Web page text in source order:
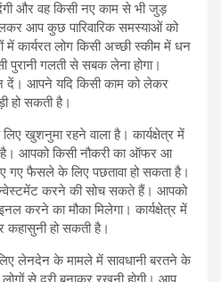
और वह किसी नए काम से भी जुड़
आप कुछ पारिवारिक समस्याओं को
में कार्यरत लोग किसी अच्छी स्कीम में धन
गलती से सबक लेना होगा।
दें। आपने यदि किसी काम को लेकर
हो सकती है।
खुशनुमा रहने वाला है। कार्यक्षेत्र में
आपको किसी नौकरी का ऑफर आ
फैसले के लिए पछतावा हो सकता है।
करने की सोच सकते हैं। आपको
करने का मौका मिलेगा। कार्यक्षेत्र में
हो सकती है।
लेनदेन के मामले में सावधानी बरतने के